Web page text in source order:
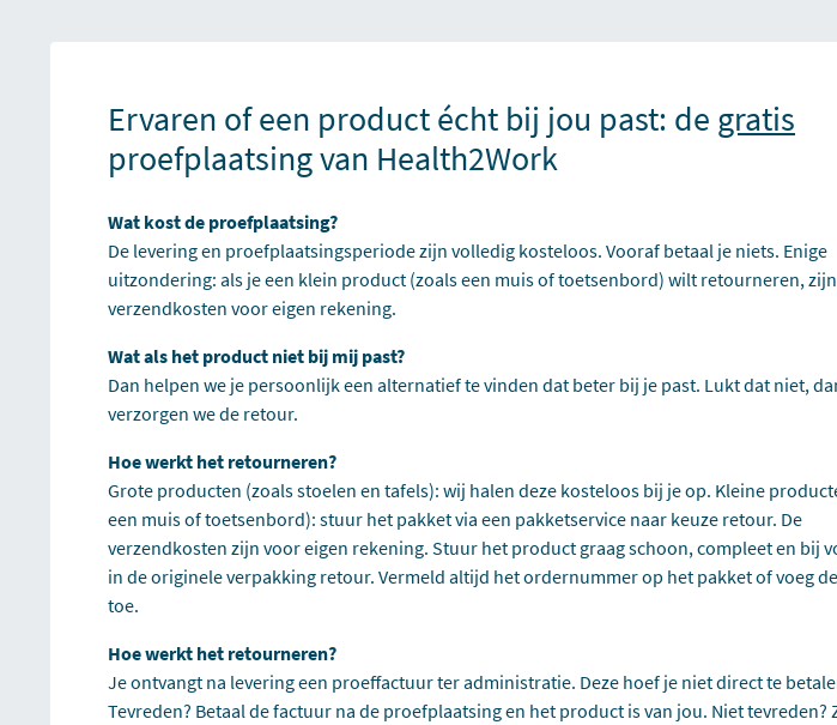
Ervaren of een product écht bij jou past: de gratis
proefplaatsing van Health2Work
Wat kost de proefplaatsing?
De levering en proefplaatsingsperiode zijn volledig kosteloos. Vooraf betaal je niets. Enige
uitzondering: als je een klein product (zoals een muis of toetsenbord) wilt retourneren,
verzendkosten voor eigen rekening.
Wat als het product niet bij mij past?
Dan helpen we je persoonlijk een alternatief te vinden dat beter bij je past. Lukt dat niet,
verzorgen we de retour.
Hoe werkt het retourneren?
Grote producten (zoals stoelen en tafels): wij halen deze kosteloos bij je op. Kleine
een muis of toetsenbord): stuur het pakket via een pakketservice naar keuze retour. De
verzendkosten zijn voor eigen rekening. Stuur het product graag schoon, compleet en bij
in de originele verpakking retour. Vermeld altijd het ordernummer op het pakket of voeg
toe.
Hoe werkt het retourneren?
Je ontvangt na levering een proeffactuur ter administratie. Deze hoef je niet direct te
Tevreden? Betaal de factuur na de proefplaatsing en het product is van jou. Niet tevreden?